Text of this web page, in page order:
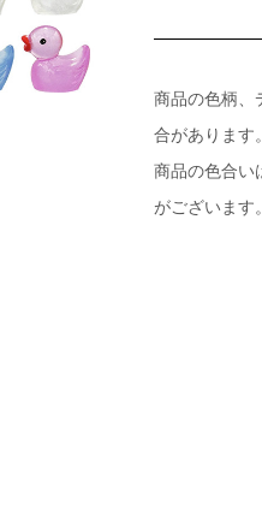
商品の色柄、
合があります。
商品の色合い
がございます